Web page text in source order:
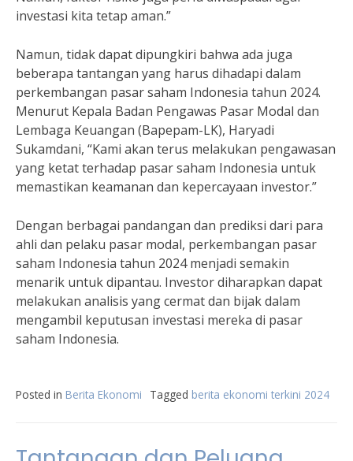
investasi kita tetap aman.”
Namun, tidak dapat dipungkiri bahwa ada juga
beberapa tantangan yang harus dihadapi dalam
perkembangan pasar saham Indonesia tahun 2024.
Menurut Kepala Badan Pengawas Pasar Modal dan
Lembaga Keuangan (Bapepam-LK), Haryadi
Sukamdani, “Kami akan terus melakukan pengawasan
yang ketat terhadap pasar saham Indonesia untuk
memastikan keamanan dan kepercayaan investor.”
Dengan berbagai pandangan dan prediksi dari para
ahli dan pelaku pasar modal, perkembangan pasar
saham Indonesia tahun 2024 menjadi semakin
menarik untuk dipantau. Investor diharapkan dapat
melakukan analisis yang cermat dan bijak dalam
mengambil keputusan investasi mereka di pasar
saham Indonesia.
Posted in Berita Ekonomi Tagged berita ekonomi terkini 2024